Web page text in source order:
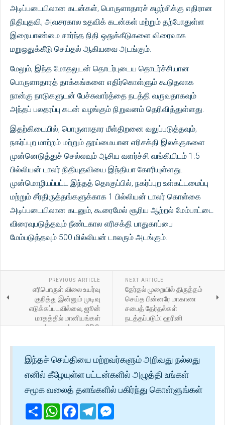
அடிப்படையிலான கடன்கள், பொருளாதாரச் சுழற்சிக்கு எதிரான
நிதியுதவி, அவசரகால உதவிக் கடன்கள் மற்றும் தற்போதுள்ள
இறையாண்மை சார்ந்த நிதி ஒதுக்கீடுகளை விரைவாக
மறுஒதுக்கீடு செய்தல் ஆகியவை அடங்கும்.
மேலும், இந்த மோதலுடன் தொடர்புடைய தொடர்ச்சியான
பொருளாதாரத் தாக்கங்களை எதிர்கொள்ளும் கூடுதலாக
நான்கு நாடுகளுடன் பேச்சுவார்த்தை நடத்தி வருவதாகவும்
அந்தப் பலதரப்பு கடன் வழங்கும் நிறுவனம் தெரிவித்துள்ளது.
இதற்கிடையில், பொருளாதார மீள்திறனை வலுப்படுத்தவும்,
நகர்ப்புற மாற்றம் மற்றும் தூய்மையான எரிசக்தி இலக்குகளை
முன்னெடுத்துச் செல்லவும் ஆசிய வளர்ச்சி வங்கியிடம் 1.5
பில்லியன் டாலர் நிதியுதவியை இந்தியா கோரியுள்ளது.
முன்மொழியப்பட்ட இந்தத் தொகுப்பில், நகர்ப்புற உள்கட்டமைப்பு
மற்றும் சீர்திருத்தங்களுக்காக 1 பில்லியன் டாலர் கொள்கை
அடிப்படையிலான கடனும், கூரைமேல் சூரிய ஆற்றல் மேம்பாட்டை
விரைவுபடுத்தவும் நீண்டகால எரிசக்தி பாதுகாப்பை
மேம்படுத்தவும் 500 மில்லியன் டாலரும் அடங்கும்.
PREVIOUS ARTICLE
எரிபொருள் விலை உயர்வு
குறித்து இன்னும் முடிவு
எடுக்கப்படவில்லை, ஜூன்
மாதத்தில் மானியங்கள்
முடிவுக்கு வரும் என CPC,
NEXT ARTICLE
தேர்தல் முறையில் திருத்தம்
செய்த பின்னரே மாகாண
சபைத் தேர்தல்கள்
நடத்தப்படும்: ஹரினி
இந்தச் செய்தியை மற்றவர்களும் அறிவது நல்லது
எனில் கீழேயுள்ள பட்டன்களில் அழுத்தி உங்கள்
சமூக வலைத் தளங்களில் பகிர்ந்து கொள்ளுங்கள்
ShareWhatsApp
Facebook
Telegram